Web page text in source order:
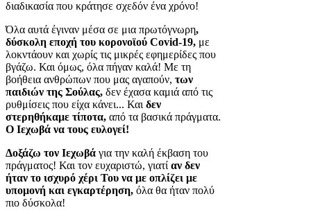
διαδικασία που κράτησε σχεδόν ένα χρόνο!
Όλα αυτά έγιναν μέσα σε μια πρωτόγνωρη,
δύσκολη εποχή του κορονοϊού Covid-19, με
λοκντάουν και χωρίς τις μικρές εφημερίδες που
βγάζω. Και όμως, όλα πήγαν καλά! Με τη
βοήθεια ανθρώπων που μας αγαπούν, των
παιδιών της Σούλας, δεν έχασα καμιά από τις
ρυθμίσεις που είχα κάνει... Καιδεν
στερηθήκαμε τίποτα, από τα βασικά πράγματα.
Ο Ιεχωβά να τους ευλογεί!
Δοξάζω τον Ιεχωβά για την καλή έκβαση του
πράγματος! Και τον ευχαριστώ, γιατίαν δεν
ήταν το ισχυρό χέρι Του να με οπλίζει με
υπομονή και εγκαρτέρηση, όλα θα ήταν πολύ
πιο δύσκολα!